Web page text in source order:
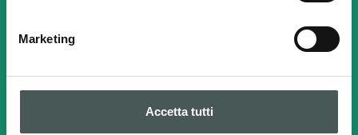
Marketing
Accetta tutti
Contatti